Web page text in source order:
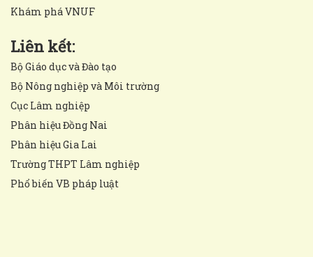
Khám phá VNUF
Liên kết:
Bộ Giáo dục và Đào tạo
Bộ Nông nghiệp và Môi trường
Cục Lâm nghiệp
Phân hiệu Đồng Nai
Phân hiệu Gia Lai
Trường THPT Lâm nghiệp
Phổ biến VB pháp luật